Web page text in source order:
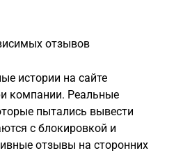
отзывов
истории на сайте
компании. Реальные
пытались вывести
с блокировкой и
отзывы на сторонних